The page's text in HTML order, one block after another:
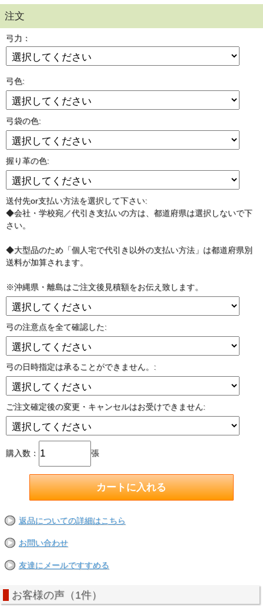
注文
弓力：
弓色:
弓袋の色:
握り革の色:
送付先or支払い方法を選択して下さい:
◆会社・学校宛／代引き支払いの方は、都道府県は選択しないで下
さい。
◆大型品のため「個人宅で代引き以外の支払い方法」は都道府県別
送料が加算されます。
※沖縄県・離島はご注文後見積額をお伝え致します。
弓の注意点を全て確認した:
弓の日時指定は承ることができません。:
ご注文確定後の変更・キャンセルはお受けできません:
購入数： 張
返品についての詳細はこちら
お問い合わせ
友達にメールですすめる
お客様の声（1件）